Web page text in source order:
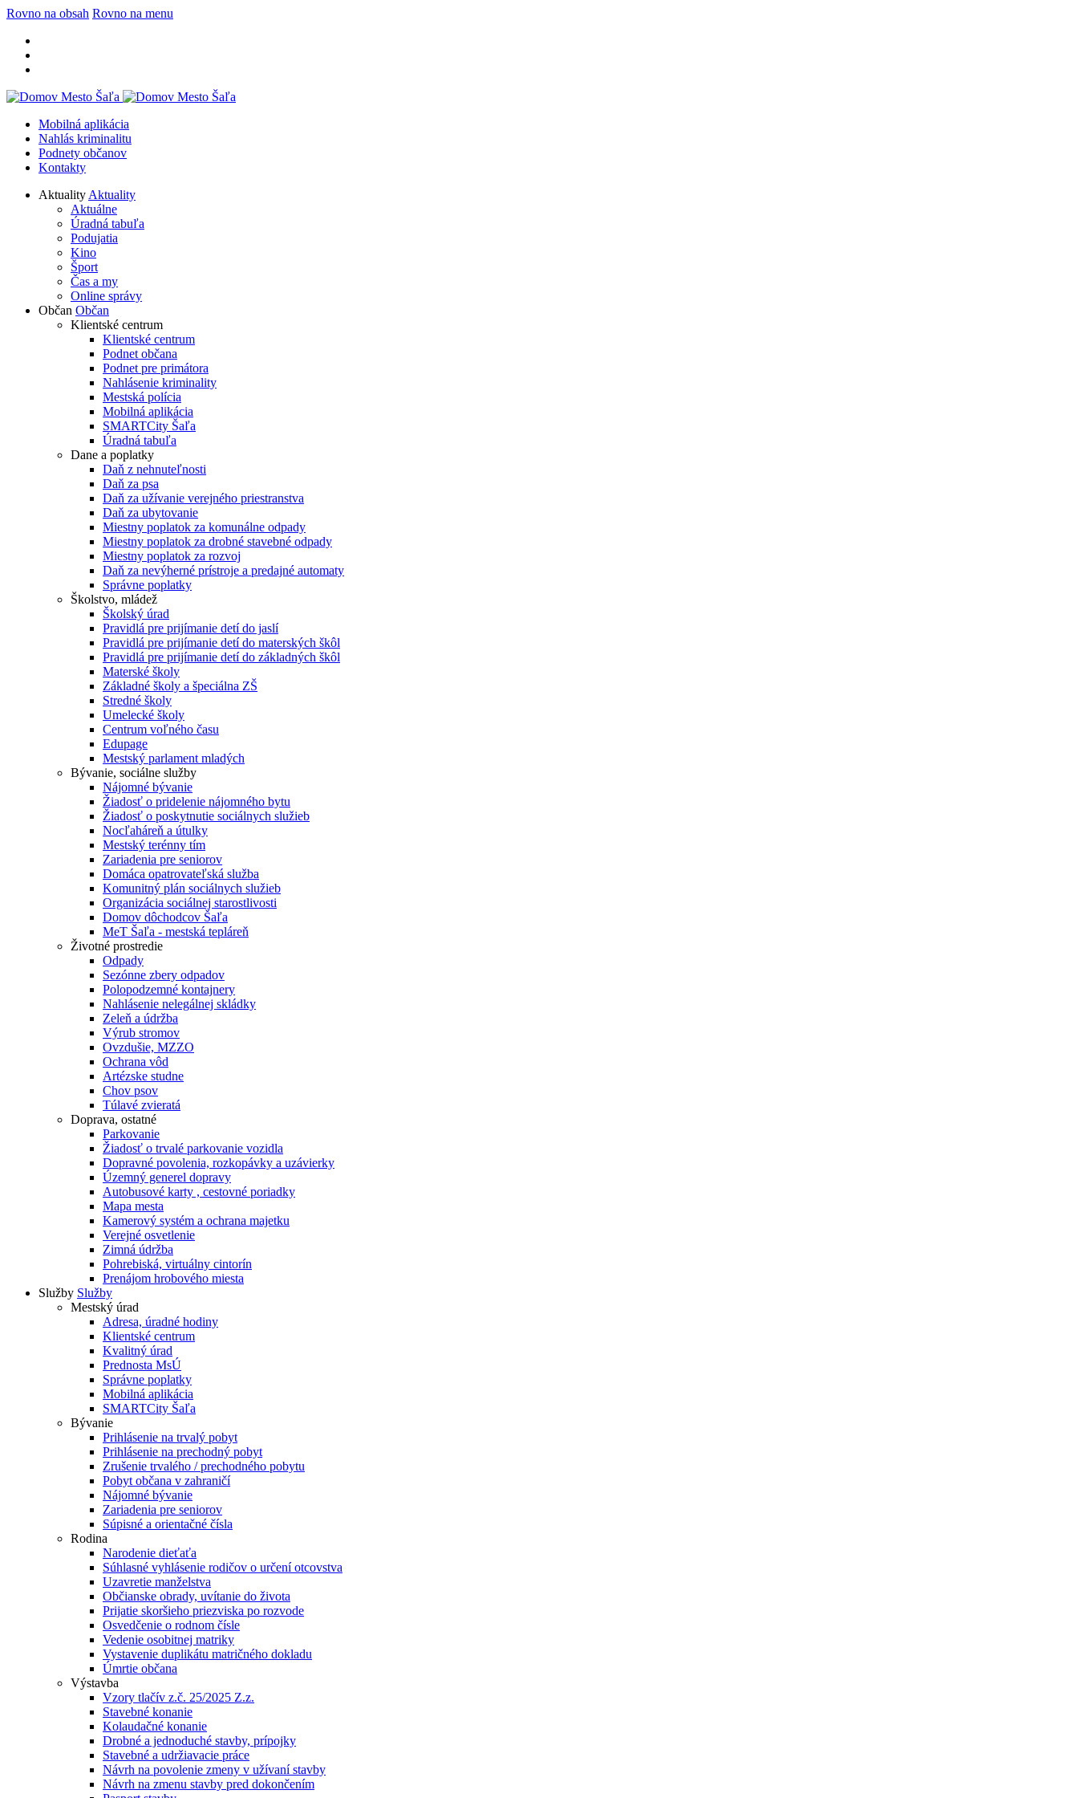
Rovno na obsah Rovno na menu
Mobilná aplikácia
Nahlás kriminalitu
Podnety občanov
Kontakty
Aktuality Aktuality
Aktuálne
Úradná tabuľa
Podujatia
Kino
Šport
Čas a my
Online správy
Občan Občan
Klientské centrum
Klientské centrum
Podnet občana
Podnet pre primátora
Nahlásenie kriminality
Mestská polícia
Mobilná aplikácia
SMARTCity Šaľa
Úradná tabuľa
Dane a poplatky
Daň z nehnuteľnosti
Daň za psa
Daň za užívanie verejného priestranstva
Daň za ubytovanie
Miestny poplatok za komunálne odpady
Miestny poplatok za drobné stavebné odpady
Miestny poplatok za rozvoj
Daň za nevýherné prístroje a predajné automaty
Správne poplatky
Školstvo, mládež
Školský úrad
Pravidlá pre prijímanie detí do jaslí
Pravidlá pre prijímanie detí do materských škôl
Pravidlá pre prijímanie detí do základných škôl
Materské školy
Základné školy a špeciálna ZŠ
Stredné školy
Umelecké školy
Centrum voľného času
Edupage
Mestský parlament mladých
Bývanie, sociálne služby
Nájomné bývanie
Žiadosť o pridelenie nájomného bytu
Žiadosť o poskytnutie sociálnych služieb
Nocľaháreň a útulky
Mestský terénny tím
Zariadenia pre seniorov
Domáca opatrovateľská služba
Komunitný plán sociálnych služieb
Organizácia sociálnej starostlivosti
Domov dôchodcov Šaľa
MeT Šaľa - mestská tepláreň
Životné prostredie
Odpady
Sezónne zbery odpadov
Polopodzemné kontajnery
Nahlásenie nelegálnej skládky
Zeleň a údržba
Výrub stromov
Ovzdušie, MZZO
Ochrana vôd
Artézske studne
Chov psov
Túlavé zvieratá
Doprava, ostatné
Parkovanie
Žiadosť o trvalé parkovanie vozidla
Dopravné povolenia, rozkopávky a uzávierky
Územný generel dopravy
Autobusové karty , cestovné poriadky
Mapa mesta
Kamerový systém a ochrana majetku
Verejné osvetlenie
Zimná údržba
Pohrebiská, virtuálny cintorín
Prenájom hrobového miesta
Služby Služby
Mestský úrad
Adresa, úradné hodiny
Klientské centrum
Kvalitný úrad
Prednosta MsÚ
Správne poplatky
Mobilná aplikácia
SMARTCity Šaľa
Bývanie
Prihlásenie na trvalý pobyt
Prihlásenie na prechodný pobyt
Zrušenie trvalého / prechodného pobytu
Pobyt občana v zahraničí
Nájomné bývanie
Zariadenia pre seniorov
Súpisné a orientačné čísla
Rodina
Narodenie dieťaťa
Súhlasné vyhlásenie rodičov o určení otcovstva
Uzavretie manželstva
Občianske obrady, uvítanie do života
Prijatie skoršieho priezviska po rozvode
Osvedčenie o rodnom čísle
Vedenie osobitnej matriky
Vystavenie duplikátu matričného dokladu
Úmrtie občana
Výstavba
Vzory tlačív z.č. 25/2025 Z.z.
Stavebné konanie
Kolaudačné konanie
Drobné a jednoduché stavby, prípojky
Stavebné a udržiavacie práce
Návrh na povolenie zmeny v užívaní stavby
Návrh na zmenu stavby pred dokončením